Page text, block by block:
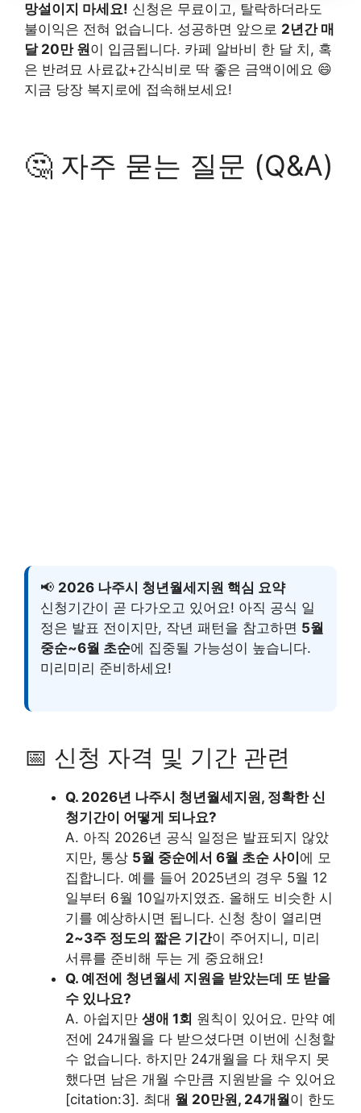
망설이지 마세요! 신청은 무료이고, 탈락하더라도
불이익은 전혀 없습니다. 성공하면 앞으로 2년간 매
달 20만 원이 입금됩니다. 카페 알바비 한 달 치, 혹
은 반려묘 사료값+간식비로 딱 좋은 금액이에요 😄
지금 당장 복지로에 접속해보세요!
🤔 자주 묻는 질문 (Q&A)
📢 2026 나주시 청년월세지원 핵심 요약
신청기간이 곧 다가오고 있어요! 아직 공식 일
정은 발표 전이지만, 작년 패턴을 참고하면 5월
중순~6월 초순에 집중될 가능성이 높습니다.
미리미리 준비하세요!
📅 신청 자격 및 기간 관련
Q. 2026년 나주시 청년월세지원, 정확한 신
청기간이 어떻게 되나요?
A. 아직 2026년 공식 일정은 발표되지 않았
지만, 통상 5월 중순에서 6월 초순 사이에 모
집합니다. 예를 들어 2025년의 경우 5월 12
일부터 6월 10일까지였죠. 올해도 비슷한 시
기를 예상하시면 됩니다. 신청 창이 열리면
2~3주 정도의 짧은 기간이 주어지니, 미리
서류를 준비해 두는 게 중요해요!
Q. 예전에 청년월세 지원을 받았는데 또 받을
수 있나요?
A. 아쉽지만 생애 1회 원칙이 있어요. 만약 예
전에 24개월을 다 받으셨다면 이번에 신청할
수 없습니다. 하지만 24개월을 다 채우지 못
했다면 남은 개월 수만큼 지원받을 수 있어요
[citation:3]. 최대 월 20만원, 24개월이 한도